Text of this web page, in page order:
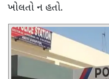
ખોલતો ન હતો.